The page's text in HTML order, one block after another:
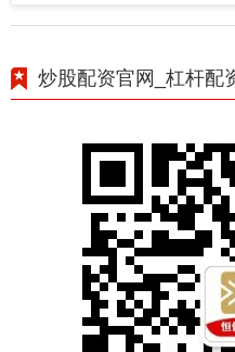
炒股配资官网_杠杆配